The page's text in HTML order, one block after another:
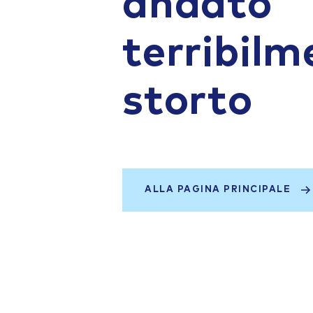
storto
ALLA PAGINA PRINCIPALE